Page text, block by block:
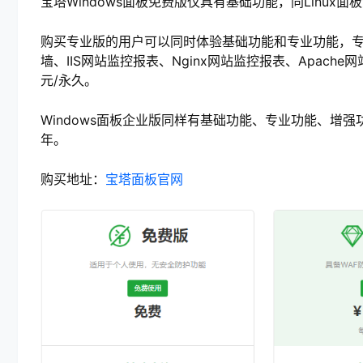
购买专业版的用户可以同时体验基础功能和专业功能
墙、IIS网站监控报表、Nginx网站监控报表、Apache
元/永久。
Windows面板企业版同样有基础功能、专业功能、增
年。
购买地址： 宝塔面板官网